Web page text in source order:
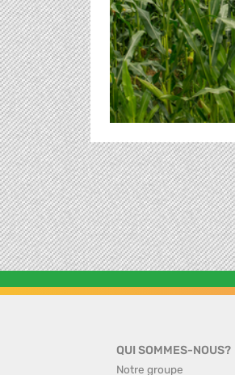
QUI SOMMES-NOUS?
Notre groupe